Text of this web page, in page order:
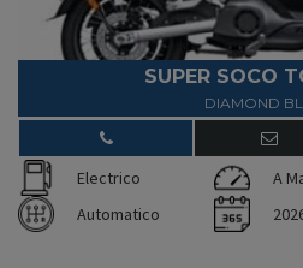
SUPER SOCO
DIAMOND
Electrico A
Automatico